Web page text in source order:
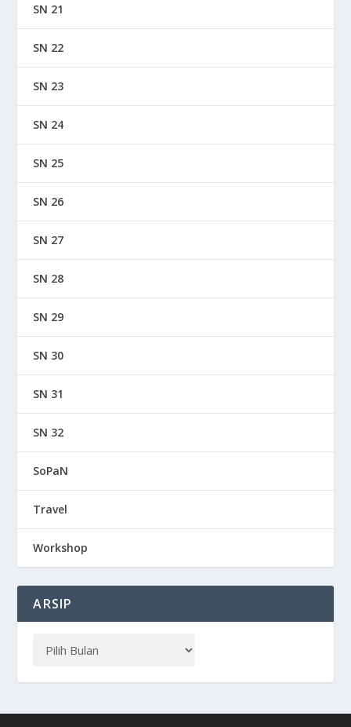
SN 21
SN 22
SN 23
SN 24
SN 25
SN 26
SN 27
SN 28
SN 29
SN 30
SN 31
SN 32
SoPaN
Travel
Workshop
ARSIP